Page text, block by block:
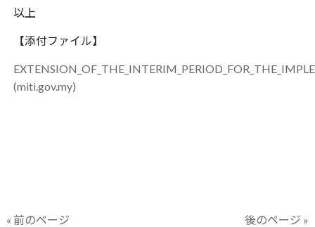
以上
【添付ファイル】
(miti.gov.my)
« 前のページ 後のページ »